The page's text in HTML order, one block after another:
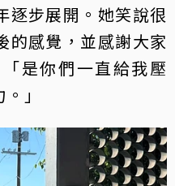
逐步展開。她笑說很
的感覺，並感謝大家
是你們一直給我壓
」